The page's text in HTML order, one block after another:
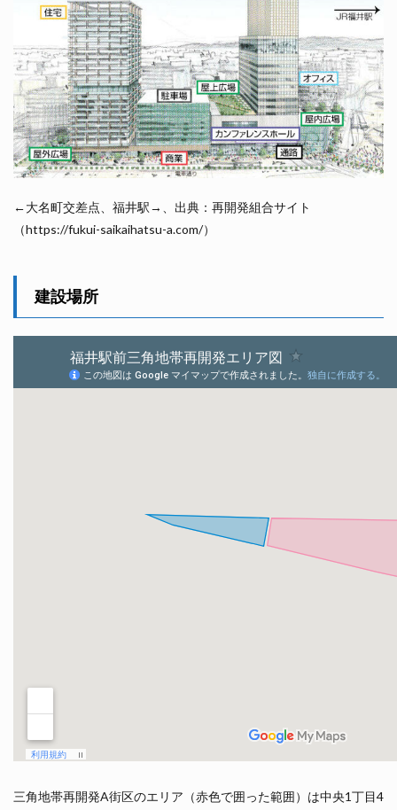
←大名町交差点、福井駅→、出典：再開発組合サイト
（https://fukui-saikaihatsu-a.com/）
建設場所
三角地帯再開発A街区のエリア（赤色で囲った範囲）は中央1丁目4